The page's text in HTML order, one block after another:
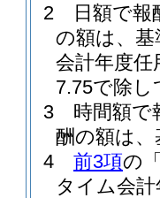
2
日額で
の額は、
会計年度
7.75で除
3
時間額で
酬の額は
4
前3項の
タイム会